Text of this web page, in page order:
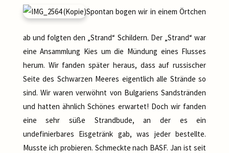
Spontan bogen wir in einem Örtchen
ab und folgten den „Strand“ Schildern. Der „Strand“ war
eine Ansammlung Kies um die Mündung eines Flusses
herum. Wir fanden später heraus, dass auf russischer
Seite des Schwarzen Meeres eigentlich alle Strände so
sind. Wir waren verwöhnt von Bulgariens Sandstränden
und hatten ähnlich Schönes erwartet! Doch wir fanden
eine sehr süße Strandbude, an der es ein
undefinierbares Eisgetränk gab, was jeder bestellte.
Musste ich probieren. Schmeckte nach BASF. Jan ist seit